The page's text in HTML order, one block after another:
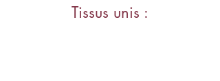
Tissus unis :